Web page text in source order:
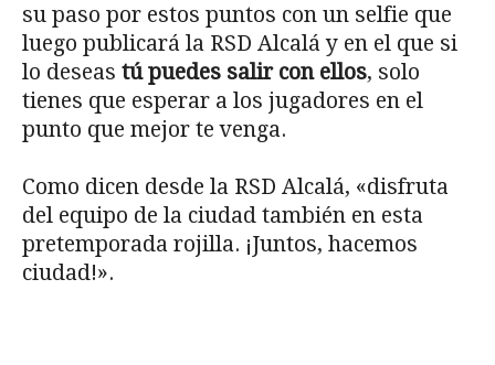
su paso por estos puntos con un selfie que
luego publicará la RSD Alcalá y en el que si
lo deseas tú puedes salir con ellos, solo
tienes que esperar a los jugadores en el
punto que mejor te venga.
Como dicen desde la RSD Alcalá, «disfruta
del equipo de la ciudad también en esta
pretemporada rojilla. ¡Juntos, hacemos
ciudad!».